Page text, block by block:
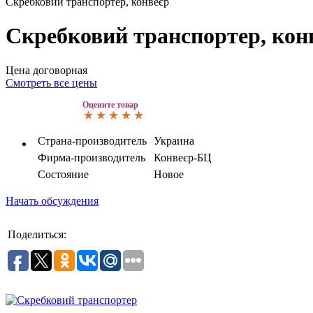
Скребковий транспортер,
Цена договорная
Смотреть все цены
Оцените товар
Страна-производитель Украина
Фирма-производитель
Конвеєр-БЦ
Состояние
Новое
Начать обсуждения
Поделиться: